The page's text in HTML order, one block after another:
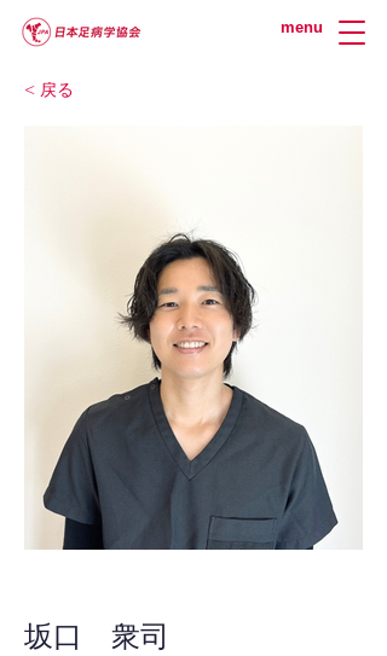
menu
< 戻る
坂口 衆司